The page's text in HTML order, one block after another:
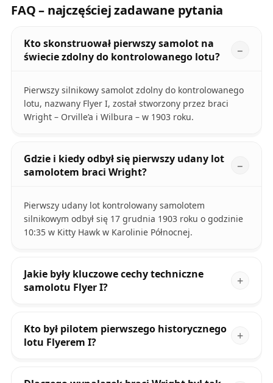
FAQ – najczęściej zadawane pytania
Kto skonstruował pierwszy samolot na
świecie zdolny do kontrolowanego lotu?
Pierwszy silnikowy samolot zdolny do kontrolowanego
lotu, nazwany Flyer I, został stworzony przez braci
Wright – Orville’a i Wilbura – w 1903 roku.
Gdzie i kiedy odbył się pierwszy udany lot
samolotem braci Wright?
Pierwszy udany lot kontrolowany samolotem
silnikowym odbył się 17 grudnia 1903 roku o godzinie
10:35 w Kitty Hawk w Karolinie Północnej.
Jakie były kluczowe cechy techniczne
samolotu Flyer I?
Kto był pilotem pierwszego historycznego
lotu Flyerem I?